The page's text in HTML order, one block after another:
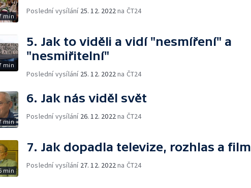
min
Poslední vysílání 25. 12. 2022na ČT24
min
5. Jak to viděli a vidí "nesmíření" a
"nesmiřitelní"
Poslední vysílání 25. 12. 2022na ČT24
min
6. Jak nás viděl svět
Poslední vysílání 26. 12. 2022na ČT24
min
7. Jak dopadla televize, rozhlas a film
Poslední vysílání 27. 12. 2022na ČT24